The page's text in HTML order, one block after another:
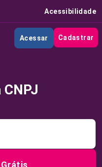
Acessibilidade
Acessar Cadastrar